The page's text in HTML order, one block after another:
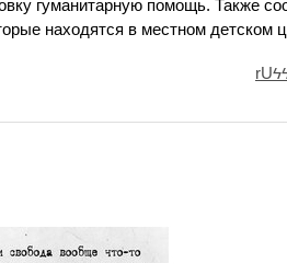
гуманитарную помощь. Также
находятся в местном детском